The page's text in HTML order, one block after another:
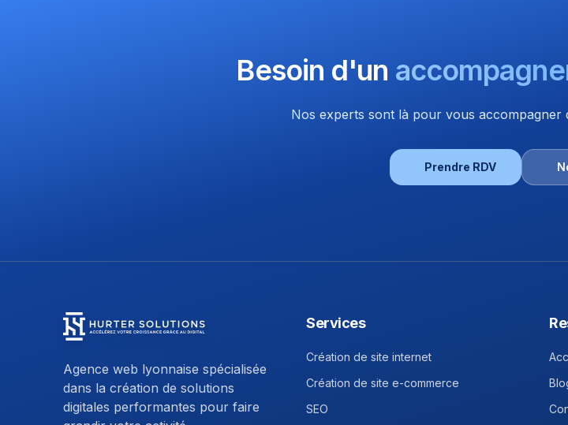
Besoin d'un
Nos experts sont là pour vous accompagner
Prendre RDV
Agence web lyonnaise spécialisée
dans la création de solutions
digitales performantes pour faire
Services
Création de site internet
Création de site e-commerce
SEO